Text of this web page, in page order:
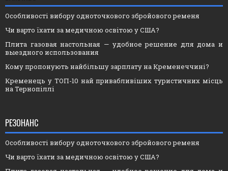
Особливості вибору одноточкового збройового ременя
Чи варто їхати за медичною освітою у США?
Плита газовая настольная — удобное решение для дома и
выездного использования
Кому пропонують найбільшу зарплату на Кременеччині?
Кременець у ТОП-10 най привабливіших туристичних місць
на Тернопіллі
РЕЗОНАНС
Особливості вибору одноточкового збройового ременя
Чи варто їхати за медичною освітою у США?